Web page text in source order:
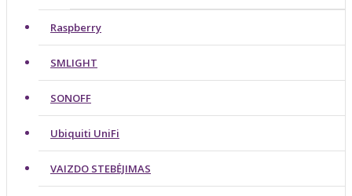
Raspberry
SMLIGHT
SONOFF
Ubiquiti UniFi
VAIZDO STEBĖJIMAS